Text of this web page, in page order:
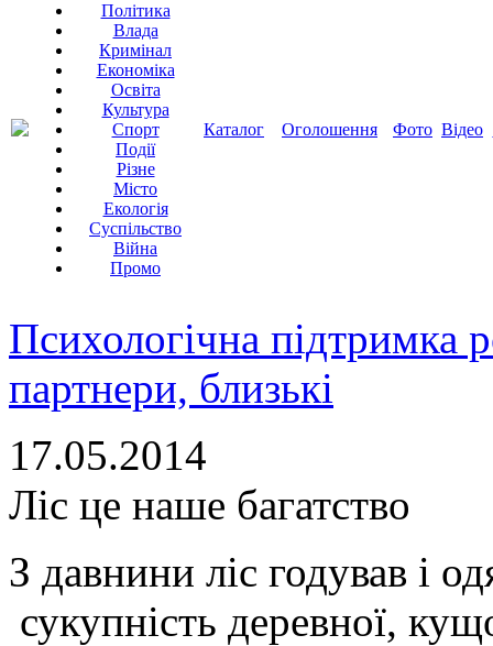
Політика
Влада
Кримінал
Економіка
Освіта
Культура
Спорт
Події
Різне
Місто
Екологія
Суспільство
Війна
Промо
Каталог Оголошення Фото Відео
Психологічна підтримка
партнери, близькі
17.05.2014
Ліс це наше багатство
З давнини ліс годував і
сукупність деревної,